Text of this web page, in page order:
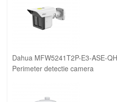
Dahua MFW5241T2P-E3-ASE-
Perimeter detectie camera